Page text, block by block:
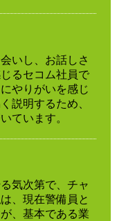
いし、お話しさ
るセコム社員で
やりがいを感じ
説明するため、
ています。
気次第で、チャ
、現在警備員と
、基本である業